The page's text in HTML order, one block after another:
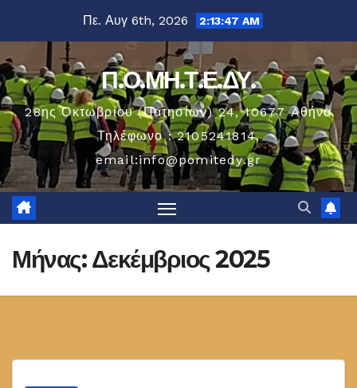
περιεχόμενο
Πε. Αυγ 6th, 2026 2:13:47 AM
Π.Ο.ΜΗ.Τ.Ε.ΔΥ.
28ης Οκτωβρίου (Πατησίων) 24, 10677 Aθήνα
Τηλέφωνο : 2105241814,
email:info@pomitedy.gr
Μήνας:Δεκέμβριος 2025